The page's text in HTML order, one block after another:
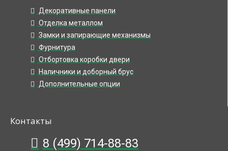
Декоративные панели
Отделка металлом
Замки и запирающие механизмы
Фурнитура
Отбортовка коробки двери
Наличники и доборный брус
Дополнительные опции
Контакты
8 (499) 714-88-83